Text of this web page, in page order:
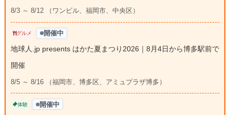
8/3 ～ 8/12 （ワンビル、福岡市、中央区）
グルメ 開催中
地球人.jp presents はかた夏まつり2026｜8月4日から博多駅前で
開催
8/5 ～ 8/16 （福岡市、博多区、アミュプラザ博多）
体験 開催中